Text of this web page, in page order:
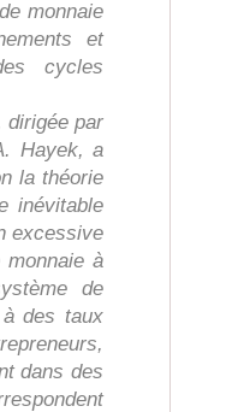
monnaie
et
cycles
dirigée par
Hayek, a
la théorie
inévitable
excessive
monnaie à
de
des taux
dans des